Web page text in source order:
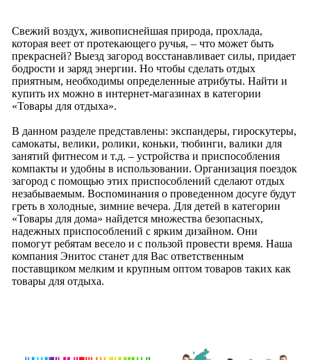
Свежий воздух, живописнейшая природа, прохлада,
которая веет от протекающего ручья, – что может быть
прекрасней? Выезд загород восстанавливает силы, придает
бодрости и заряд энергии. Но чтобы сделать отдых
приятным, необходимы определенные атрибуты. Найти и
купить их можно в интернет-магазинах в категории
«Товары для отдыха».
В данном разделе представлены: экспандеры, гироскутеры,
самокаты, велики, ролики, коньки, тюбинги, валики для
занятий фитнесом и т.д. – устройства и приспособления
компакты и удобны в использовании. Организация поездок
загород с помощью этих приспособлений сделают отдых
незабываемым. Воспоминания о проведенном досуге будут
греть в холодные, зимние вечера. Для детей в категории
«Товары для дома» найдется множества безопасных,
надежных приспособлений с ярким дизайном. Они
помогут ребятам весело и с пользой провести время. Наша
компания Энитос станет для Вас ответственным
поставщиком мелким и крупным оптом товаров таких как
товары для отдыха.